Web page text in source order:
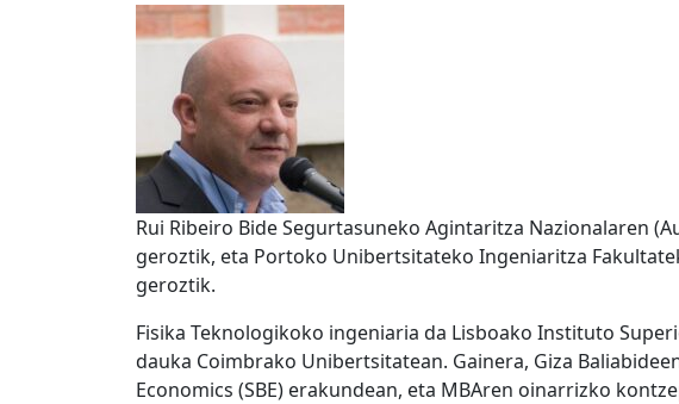
Rui Ribeiro Bide Segurtasuneko Agintaritza Nazionalaren
geroztik, eta Portoko Unibertsitateko Ingeniaritza
geroztik.
Fisika Teknologikoko ingeniaria da Lisboako Instituto
dauka Coimbrako Unibertsitatean. Gainera, Giza
Economics (SBE) erakundean, eta MBAren oinarrizko